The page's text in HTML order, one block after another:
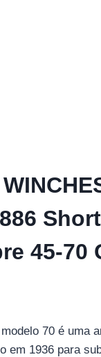
45-70
70 é uma
em 1936 para